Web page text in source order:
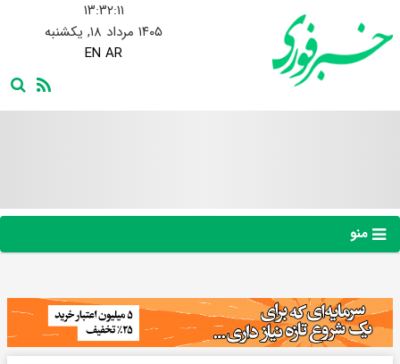
۱۳:۳۲:۱۲
۱۴۰۵ مرداد ۱۸, یکشنبه
EN AR
منو